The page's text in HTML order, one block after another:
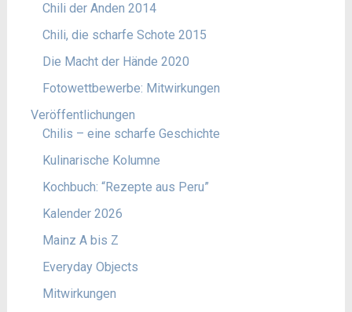
Chili der Anden 2014
Chili, die scharfe Schote 2015
Die Macht der Hände 2020
Fotowettbewerbe: Mitwirkungen
Veröffentlichungen
Chilis – eine scharfe Geschichte
Kulinarische Kolumne
Kochbuch: “Rezepte aus Peru”
Kalender 2026
Mainz A bis Z
Everyday Objects
Mitwirkungen